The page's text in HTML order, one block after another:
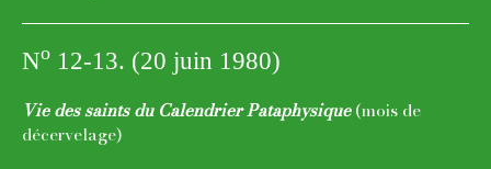
No 12-13. (20 juin 1980)
Vie des saints du Calendrier Pataphysique (mois de
décervelage)